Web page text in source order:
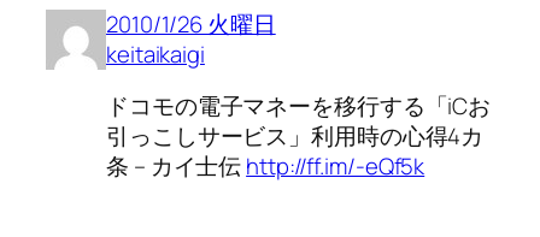
2010/1/26 火曜日
keitaikaigi
ドコモの電子マネーを移行する「iCお
引っこしサービス」利用時の心得4カ
条 – カイ士伝http://ff.im/-eQf5k